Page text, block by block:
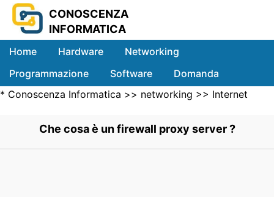
CONOSCENZA
INFORMATICA
Home Hardware
Networking
Programmazione
Software
Domanda
Sistemi
* Conoscenza Informatica >> networking >> Internet
Che cosa è un firewall proxy server ?